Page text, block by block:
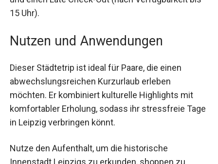
zusätzlichen Komfort. Mit dem Ticket für den
öffentlichen Nahverkehr könnt Ihr die Stadt
problemlos erkunden. Zudem bietet das Hotel
Sky Fernsehen und einen Late Check-Out (nach
Nutzen und Anwendungen
Dieser Städtetrip ist ideal für Paare, die einen
abwechslungsreichen Kurzurlaub erleben
möchten. Er kombiniert kulturelle Highlights mit
komfortabler Erholung, sodass ihr stressfreie